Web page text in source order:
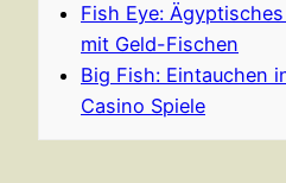
Fish Eye:
mit Geld-Fischen
Big Fish: Eintauchen
Casino Spiele